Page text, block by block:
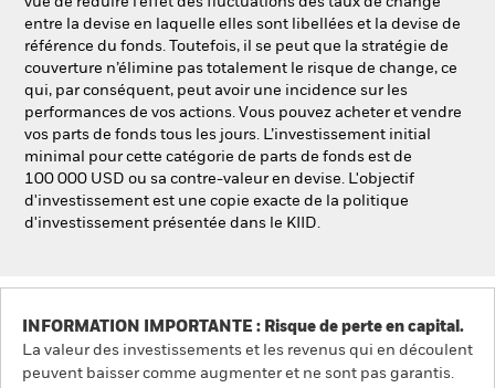
entre la devise en laquelle elles sont libellées et la devise de
référence du fonds. Toutefois, il se peut que la stratégie de
couverture n’élimine pas totalement le risque de change, ce
qui, par conséquent, peut avoir une incidence sur les
performances de vos actions. Vous pouvez acheter et vendre
vos parts de fonds tous les jours. L’investissement initial
minimal pour cette catégorie de parts de fonds est de
100 000 USD ou sa contre-valeur en devise. L'objectif
d'investissement est une copie exacte de la politique
d'investissement présentée dans le KIID.
INFORMATION IMPORTANTE : Risque de perte en capital.
La valeur des investissements et les revenus qui en découlent
peuvent baisser comme augmenter et ne sont pas garantis.